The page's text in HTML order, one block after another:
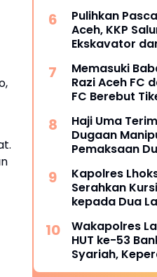
Pulihkan
Aceh, KKP
Ekskavator
Memasuki
Razi Aceh FC
FC Berebut
Haji Uma
Dugaan
Pemaksaan
Tambang di
Banggalang
Kapolres
Serahkan
kepada Dua
Izzah
Wakapolres
HUT ke-53
Syariah,
Masyarakat